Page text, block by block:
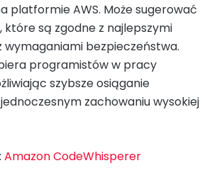
platformie AWS. Może sugerować
są zgodne z najlepszymi
bezpieczeństwa.
programistów w pracy
szybsze osiąganie
zachowaniu wysokiej
: Amazon CodeWhisperer